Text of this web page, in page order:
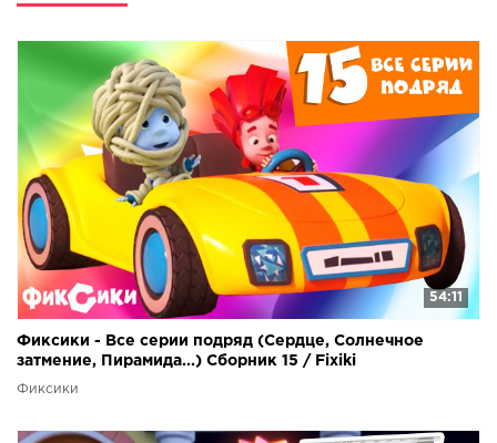
54:11
Фиксики - Все серии подряд (Сердце, Солнечное
затмение, Пирамида...) Сборник 15 / Fixiki
Фиксики